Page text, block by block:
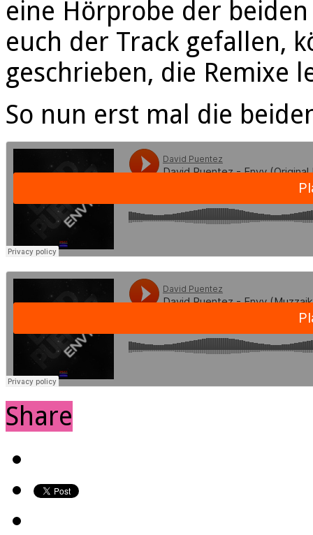
eine Hörprobe der
euch der Track gefallen,
geschrieben, die Remixe
So nun erst mal die
Share